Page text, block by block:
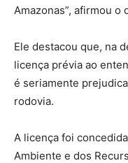
Amazonas”, afirmou o
Ele destacou que, na
licença prévia ao
é seriamente
rodovia.
A licença foi
Ambiente e dos